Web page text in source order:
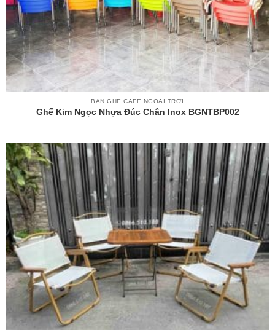
BÀN GHẾ CAFE NGOÀI TRỜI
Ghế Kim Ngọc Nhựa Đúc Chân Inox BGNTBP002